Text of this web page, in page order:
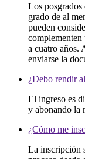
Los
grado de al
pueden
complementen
a cuatro años.
enviarse la
¿Debo rendir
El ingreso es
y abonando la
¿Cómo me
La inscripción